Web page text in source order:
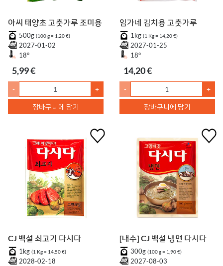
아씨 태양초 고춧가루 조미용
500g (100 g = 1,20 €)
2027-01-02
18°
5,99 €
- +
장바구니에 담기
임가네 김치용 고춧가루
1kg (1 Kg = 14,20 €)
2027-01-25
18°
14,20 €
- +
장바구니에 담기
CJ 백설 쇠고기 다시다
1kg (1 Kg = 14,50 €)
2028-02-18
[내수] CJ 백설 냉면 다시다
300g (100 g = 1,90 €)
2027-08-03